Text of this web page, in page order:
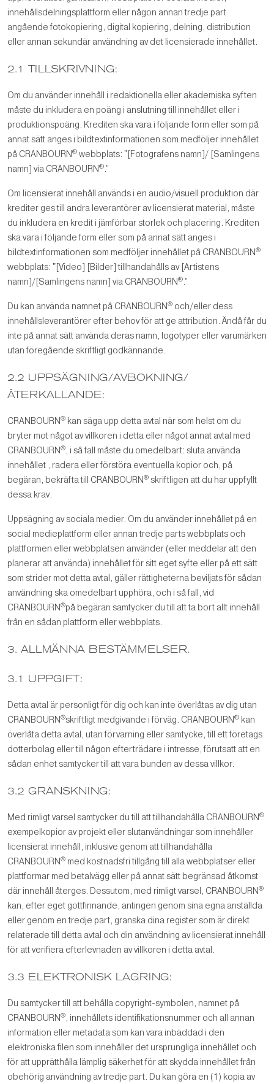
innehållsdelningsplattform eller någon annan tredje part
angående fotokopiering, digital kopiering, delning, distribution
eller annan sekundär användning av det licensierade innehållet.
2.1 TILLSKRIVNING:
Om du använder innehåll i redaktionella eller akademiska syften
måste du inkludera en poäng i anslutning till innehållet eller i
produktionspoäng. Krediten ska vara i följande form eller som på
annat sätt anges i bildtextinformationen som medföljer innehållet
på CRANBOURN® webbplats: "[Fotografens namn]/ [Samlingens
namn] via CRANBOURN®.”
Om licensierat innehåll används i en audio/visuell produktion där
krediter ges till andra leverantörer av licensierat material, måste
du inkludera en kredit i jämförbar storlek och placering. Krediten
ska vara i följande form eller som på annat sätt anges i
bildtextinformationen som medföljer innehållet på CRANBOURN®
webbplats: "[Video] [Bilder] tillhandahålls av [Artistens
namn]/[Samlingens namn] via CRANBOURN®.”
Du kan använda namnet på CRANBOURN® och/eller dess
innehållsleverantörer efter behov för att ge attribution. Ändå får du
inte på annat sätt använda deras namn, logotyper eller varumärken
utan föregående skriftligt godkännande.
2.2 UPPSÄGNING/AVBOKNING/
ÅTERKALLANDE:
CRANBOURN® kan säga upp detta avtal när som helst om du
bryter mot något av villkoren i detta eller något annat avtal med
CRANBOURN®, i så fall måste du omedelbart: sluta använda
innehållet , radera eller förstöra eventuella kopior och, på
begäran, bekräfta till CRANBOURN® skriftligen att du har uppfyllt
dessa krav.
Uppsägning av sociala medier. Om du använder innehållet på en
social medieplattform eller annan tredje parts webbplats och
plattformen eller webbplatsen använder (eller meddelar att den
planerar att använda) innehållet för sitt eget syfte eller på ett sätt
som strider mot detta avtal, gäller rättigheterna beviljats för sådan
användning ska omedelbart upphöra, och i så fall, vid
CRANBOURN®på begäran samtycker du till att ta bort allt innehåll
från en sådan plattform eller webbplats.
3. ALLMÄNNA BESTÄMMELSER.
3.1 UPPGIFT:
Detta avtal är personligt för dig och kan inte överlåtas av dig utan
CRANBOURN®skriftligt medgivande i förväg. CRANBOURN® kan
överlåta detta avtal, utan förvarning eller samtycke, till ett företags
dotterbolag eller till någon efterträdare i intresse, förutsatt att en
sådan enhet samtycker till att vara bunden av dessa villkor.
3.2 GRANSKNING:
Med rimligt varsel samtycker du till att tillhandahålla CRANBOURN®
exempelkopior av projekt eller slutanvändningar som innehåller
licensierat innehåll, inklusive genom att tillhandahålla
CRANBOURN® med kostnadsfri tillgång till alla webbplatser eller
plattformar med betalvägg eller på annat sätt begränsad åtkomst
där innehåll återges. Dessutom, med rimligt varsel, CRANBOURN®
kan, efter eget gottfinnande, antingen genom sina egna anställda
eller genom en tredje part, granska dina register som är direkt
relaterade till detta avtal och din användning av licensierat innehåll
för att verifiera efterlevnaden av villkoren i detta avtal.
3.3 ELEKTRONISK LAGRING:
Du samtycker till att behålla copyright-symbolen, namnet på
CRANBOURN®, innehållets identifikationsnummer och all annan
information eller metadata som kan vara inbäddad i den
elektroniska filen som innehåller det ursprungliga innehållet och
för att upprätthålla lämplig säkerhet för att skydda innehållet från
obehörig användning av tredje part. Du kan göra en (1) kopia av